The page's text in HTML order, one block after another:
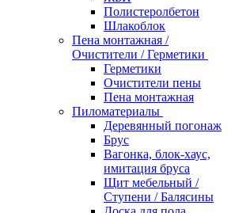
Полистеролбетон
Шлакоблок
Пена монтажная /
Очистители / Герметики
Герметики
Очистители пены
Пена монтажная
Пиломатериалы
Деревянный погонаж
Брус
Вагонка, блок-хаус,
имитация бруса
Щит мебельный /
Ступени / Балясины